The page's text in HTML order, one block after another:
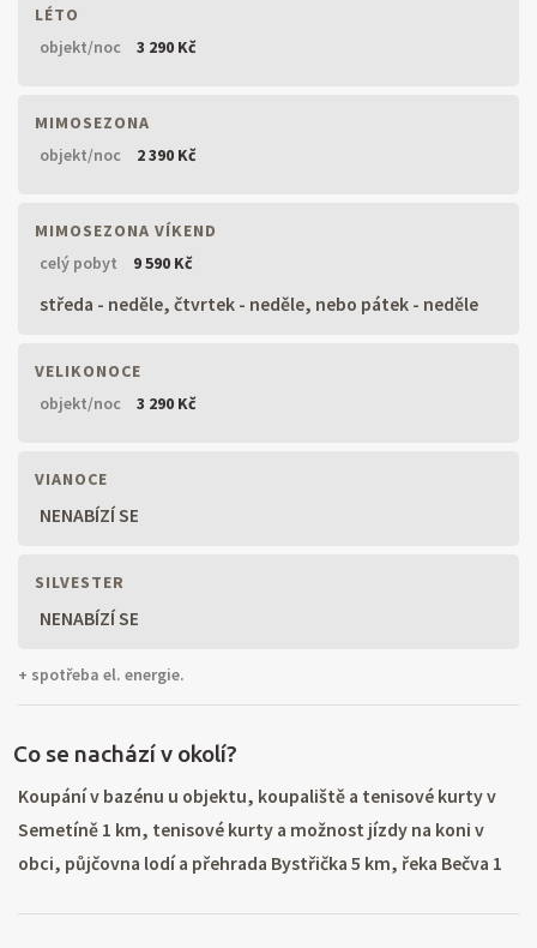
LÉTO
objekt/noc
3 290 Kč
MIMOSEZONA
objekt/noc
2 390 Kč
MIMOSEZONA VÍKEND
celý pobyt
9 590 Kč
středa - neděle, čtvrtek - neděle, nebo pátek - neděle
VELIKONOCE
objekt/noc
3 290 Kč
VIANOCE
NENABÍZÍ SE
SILVESTER
NENABÍZÍ SE
+ spotřeba el. energie.
Co se nachází v okolí?
Koupání v bazénu u objektu, koupaliště a tenisové kurty v
Semetíně 1 km, tenisové kurty a možnost jízdy na koni v
obci, půjčovna lodí a přehrada Bystřička 5 km, řeka Bečva 1